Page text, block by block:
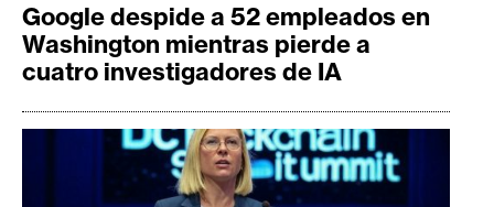
Google despide a 52 empleados en
Washington mientras pierde a
cuatro investigadores de IA